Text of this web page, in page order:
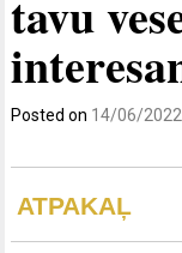
tavu
Posted on 14/06/2022
ATPAKAĻ